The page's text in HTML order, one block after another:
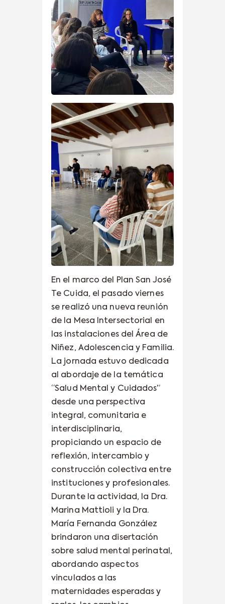
En el marco del Plan San José
Te Cuida, el pasado viernes
se realizó una nueva reunión
de la Mesa Intersectorial en
las instalaciones del Área de
Niñez, Adolescencia y Familia.
La jornada estuvo dedicada
al abordaje de la temática
“Salud Mental y Cuidados”
desde una perspectiva
integral, comunitaria e
interdisciplinaria,
propiciando un espacio de
reflexión, intercambio y
construcción colectiva entre
instituciones y profesionales.
Durante la actividad, la Dra.
Marina Mattioli y la Dra.
María Fernanda González
brindaron una disertación
sobre salud mental perinatal,
abordando aspectos
vinculados a las
maternidades esperadas y